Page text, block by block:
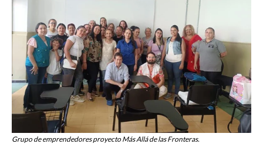
Grupo de emprendedores proyecto Más Allá de las Fronteras.